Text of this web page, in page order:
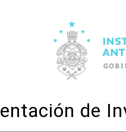
de